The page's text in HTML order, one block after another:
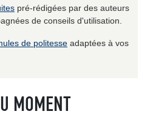
pré-rédigées par des auteurs
de conseils d'utilisation.
de politesse adaptées à vos
MOMENT